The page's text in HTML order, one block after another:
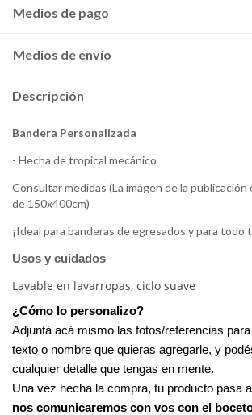
Medios de pago
Medios de envío
Descripción
Bandera Personalizada
- Hecha de tropical mecánico
Consultar medidas (La imágen de la publicación
de 150x400cm)
¡Ideal para banderas de egresados y para todo
Usos y cuidados
Lavable en lavarropas, ciclo suave
¿Cómo lo personalizo?
Adjuntá acá mismo las fotos/referencias para
texto o nombre que quieras agregarle, y
cualquier detalle que tengas en mente.
Una vez hecha la compra, tu producto pasa
nos comunicaremos con vos con el